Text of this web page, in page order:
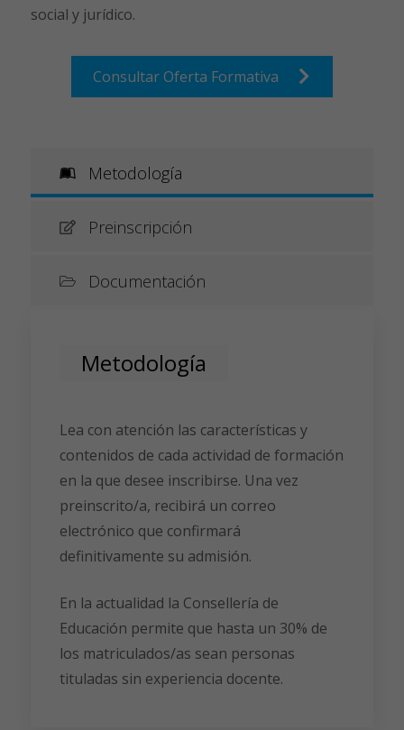
social y jurídico.
Consultar Oferta Formativa
Metodología
Preinscripción
Documentación
Metodología
Lea con atención las características y
contenidos de cada actividad de formación
en la que desee inscribirse. Una vez
preinscrito/a, recibirá un correo
electrónico que confirmará
definitivamente su admisión.
En la actualidad la Consellería de
Educación permite que hasta un 30% de
los matriculados/as sean personas
tituladas sin experiencia docente.